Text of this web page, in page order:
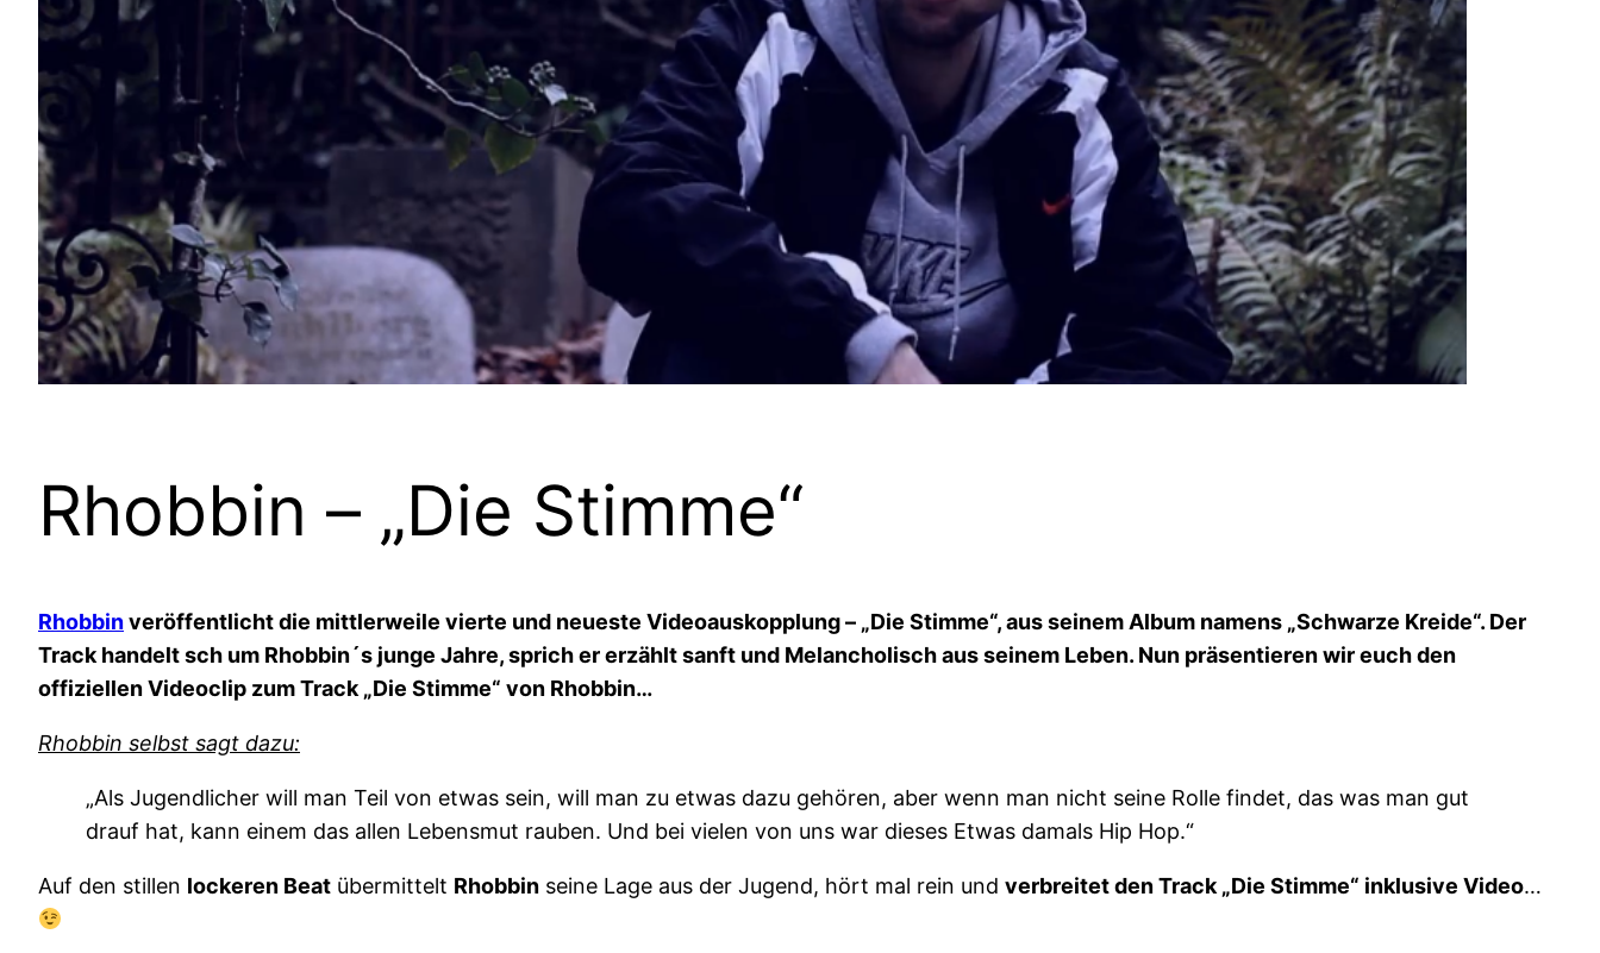
Rhobbin – „Die Stimme“
Rhobbinveröffentlicht die mittlerweile vierte und neueste Videoauskopplung – „Die Stimme“, aus seinem Album namens „Schwarze Kreide“. Der
Track handelt sch um Rhobbin´s junge Jahre, sprich er erzählt sanft und Melancholisch aus seinem Leben. Nun präsentieren wir euch den
offiziellen Videoclip zum Track „Die Stimme“ von Rhobbin…
Rhobbin selbst sagt dazu:
„Als Jugendlicher will man Teil von etwas sein, will man zu etwas dazu gehören, aber wenn man nicht seine Rolle findet, das was man gut
drauf hat, kann einem das allen Lebensmut rauben. Und bei vielen von uns war dieses Etwas damals Hip Hop.“
Auf den stillen lockeren Beat übermittelt Rhobbin seine Lage aus der Jugend, hört mal rein und verbreitet den Track „Die Stimme“ inklusive Video…